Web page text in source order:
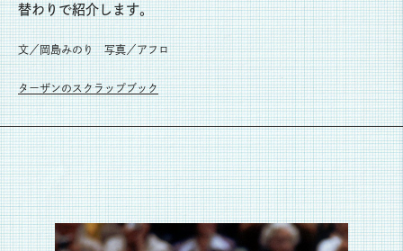
替わりで紹介します。
文／岡島みのり 写真／アフロ
ターザンのスクラップブック